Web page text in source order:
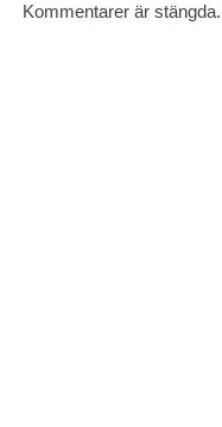
Kommentarer är stängda.